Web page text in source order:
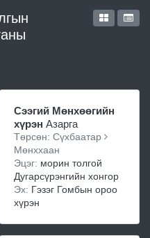
Сээгий Мөнхөөгийн
хүрэн Азарга
Төрсөн: Сүхбаатар
Мөнххаан
Эцэг: морин толгой
Дугарсүрэнгийн хонгор
Эх: Гэзэг Гомбын ороо
хүрэн